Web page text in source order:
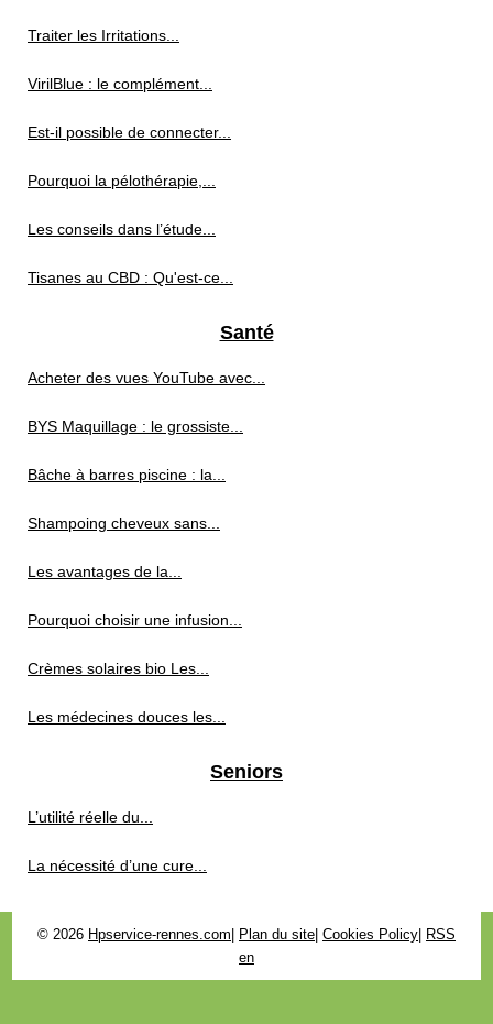
Traiter les Irritations...
VirilBlue : le complément...
Est-il possible de connecter...
Pourquoi la pélothérapie,...
Les conseils dans l’étude...
Tisanes au CBD : Qu'est-ce...
Santé
Acheter des vues YouTube avec...
BYS Maquillage : le grossiste...
Bâche à barres piscine : la...
Shampoing cheveux sans...
Les avantages de la...
Pourquoi choisir une infusion...
Crèmes solaires bio Les...
Les médecines douces les...
Seniors
L’utilité réelle du...
La nécessité d’une cure...
© 2026 Hpservice-rennes.com Plan du site Cookies Policy RSS
en